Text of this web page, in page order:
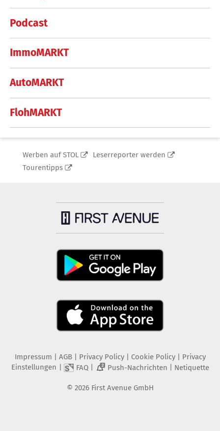
Podcast
ImmoMARKT
AutoMARKT
FlohMARKT
Werben auf STOL
Leserreporter werden
Tourentipps
Impressum AGB Privacy Policy| Cookie Policy| Privacy
Einstellungen
FAQ| 2 Push-Nachrichten Netiquette
© 2026 First Avenue GmbH